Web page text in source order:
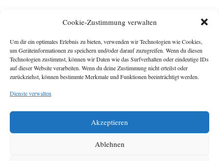
Cookie-Zustimmung verwalten
Um dir ein optimales Erlebnis zu bieten, verwenden wir Technologien wie Cookies,
um Geräteinformationen zu speichern und/oder darauf zuzugreifen. Wenn du diesen
Technologien zustimmst, können wir Daten wie das Surfverhalten oder eindeutige IDs
auf dieser Website verarbeiten. Wenn du deine Zustimmung nicht erteilst oder
zurückziehst, können bestimmte Merkmale und Funktionen beeinträchtigt werden.
Dienste verwalten
Akzeptieren
Ablehnen
Impressum
Michael Baden,
Diese Webseite stellt
zehn Jahre der